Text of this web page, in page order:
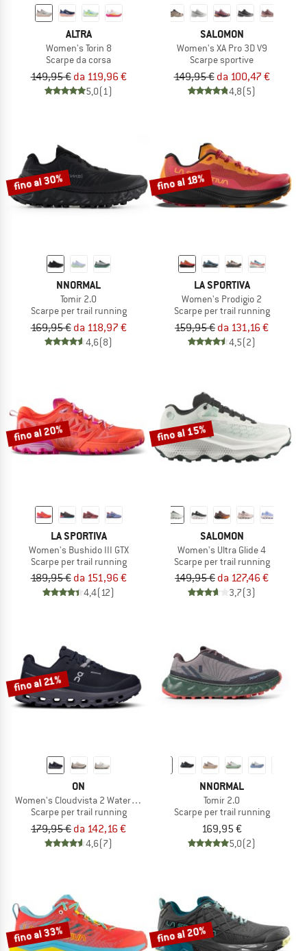
ALTRA
Women's Torin 8
Scarpe da corsa
149,95 € da 119,96 €
5,0(1)
SALOMON
Women's XA Pro 3D V9
Scarpe sportive
149,95 € da 100,47 €
4,8(5)
fino al 30%
NNORMAL
Tomir 2.0
Scarpe per trail running
169,95 € da 118,97 €
4,6(8)
fino al 18%
LA SPORTIVA
Women's Prodigio 2
Scarpe per trail running
159,95 € da 131,16 €
4,5(2)
fino al 20%
LA SPORTIVA
Women's Bushido III GTX
Scarpe per trail running
189,95 € da 151,96 €
4,4(12)
fino al 15%
SALOMON
Women's Ultra Glide 4
Scarpe per trail running
149,95 € da 127,46 €
3,7(3)
fino al 21%
ON
Women's Cloudvista 2 Waterproof
Scarpe per trail running
179,95 € da 142,16 €
4,6(7)
NNORMAL
Tomir 2.0
Scarpe per trail running
169,95 €
5,0(2)
fino al 33% fino al 20%